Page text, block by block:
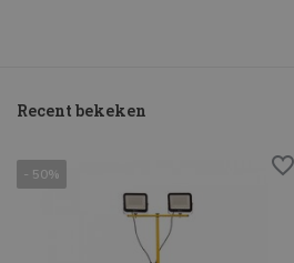
Recent bekeken
- 50%